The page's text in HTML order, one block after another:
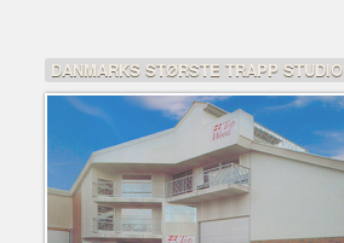
DANMARKS STØRSTE TRAPP STUDIO